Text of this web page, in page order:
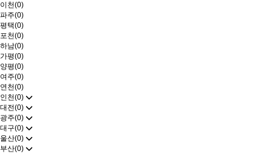
이천(0)
파주(0)
평택(0)
포천(0)
하남(0)
가평(0)
양평(0)
여주(0)
연천(0)
인천(0)
대전(0)
광주(0)
대구(0)
울산(0)
부산(0)